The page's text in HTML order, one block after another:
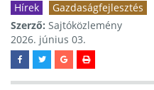
Hírek
Gazdaságfejlesztés
Szerző: Sajtóközlemény
2026. június 03.